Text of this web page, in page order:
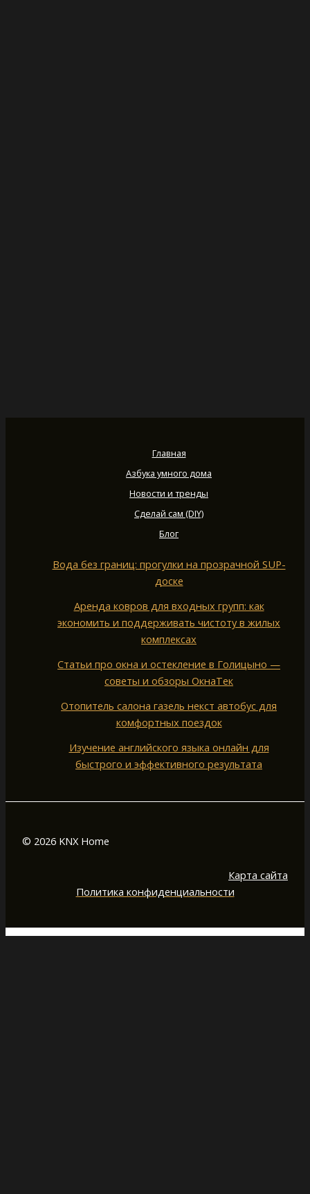
Главная
Азбука умного дома
Новости и тренды
Сделай сам (DIY)
Блог
Вода без границ: прогулки на прозрачной SUP-
доске
Аренда ковров для входных групп: как
экономить и поддерживать чистоту в жилых
комплексах
Статьи про окна и остекление в Голицыно —
советы и обзоры ОкнаТек
Отопитель салона газель некст автобус для
комфортных поездок
Изучение английского языка онлайн для
быстрого и эффективного результата
© 2026 KNX Home
Карта сайта
Политика конфиденциальности